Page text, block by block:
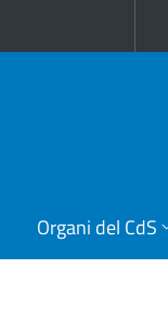
Organi del CdS